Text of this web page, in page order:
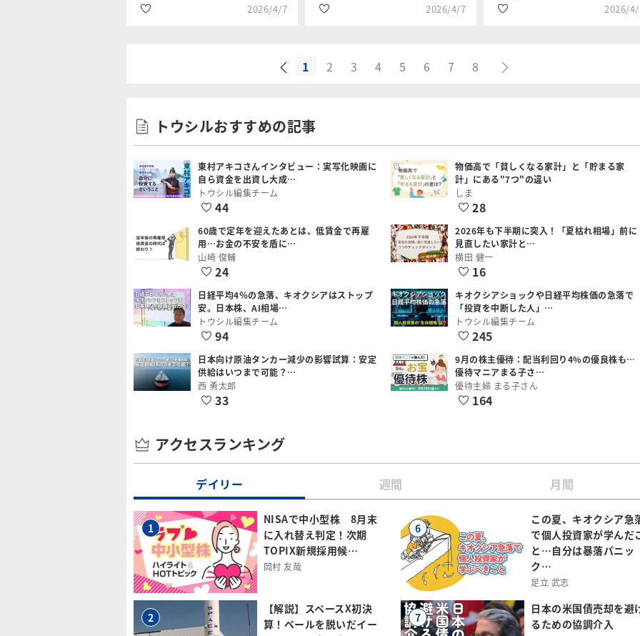
2026/4/7
吉田 哲
#商品先物・コモデ
ィティ
2026/4/7
2026/
1 2 3 4 5 6 7 8
トウシルおすすめの記事
東村アキコさんインタビュー：実写化映画に
自ら資金を出資し大成…
トウシル編集チーム
44
物価高で「貧しくなる家計」と「貯まる家
計」にある"7つ"の違い
しま
28
60歳で定年を迎えたあとは、低賃金で再雇
用…お金の不安を盾に…
山崎 俊輔
24
2026年も下半期に突入！「夏枯れ相場」前に
見直したい家計と…
横田 健一
16
日経平均4％の急落、キオクシアはストップ
安。日本株、AI相場…
トウシル編集チーム
94
キオクシアショックや日経平均株価の急落で
「投資を中断した人」…
トウシル編集チーム
245
日本向け原油タンカー減少の影響試算：安定
供給はいつまで可能？…
西 勇太郎
33
9月の株主優待：配当利回り4%の優良株も…
優待マニアまる子さ…
優待主婦 まる子さん
164
アクセスランキング
デイリー 週間 月間
1
NISAで中小型株 8月末
に入れ替え判定！次期
TOPIX新規採用候…
岡村 友哉
2
【解説】スペースX初決
算！ベールを脱いだイー
6
この夏、キオクシア急
で個人投資家が学んだ
と…自分は暴落パニッ
ク…
足立 武志
7
日本の米国債売却を避
るための協調介入